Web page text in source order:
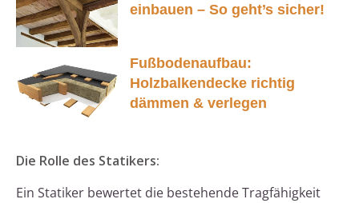
einbauen – So geht’s sicher!
Fußbodenaufbau:
Holzbalkendecke richtig
dämmen & verlegen
Die Rolle des Statikers:
Ein Statiker bewertet die bestehende Tragfähigkeit